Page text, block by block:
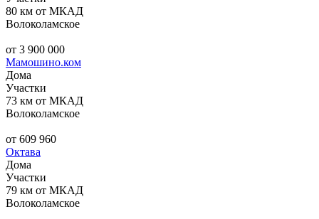
80 км от МКАД
Волоколамское
от 3 900 000
Мамошино.ком
Дома
Участки
73 км от МКАД
Волоколамское
от 609 960
Октава
Дома
Участки
79 км от МКАД
Волоколамское